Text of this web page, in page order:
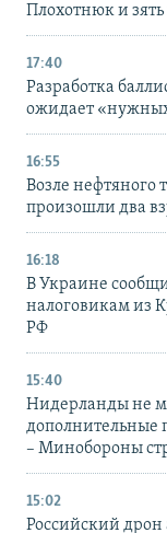
Плохотнюк и
17:40
Разработка
ожидает «нужных
16:55
Возле нефтяного
произошли два
16:18
В Украине
налоговикам из
РФ
15:40
Нидерланды не
дополнительные
– Минобороны
15:02
Российский дрон